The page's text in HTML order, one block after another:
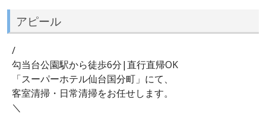
アピール
/
勾当台公園駅から徒歩6分|直行直帰OK
「スーパーホテル仙台国分町」にて、
客室清掃・日常清掃をお任せします。
＼